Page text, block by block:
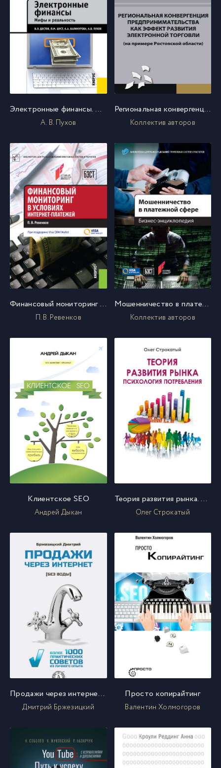
Электронные финансы. Мифы и реальность
А. В. Пухов
Региональная конвергенция предпринимательства как эффект развития электронной торговли (на примере Ростовской области)
Коллектив авторов
Финансовый мониторинг в условиях интернет-платежей
П. В. Ревенков
Мошенничество в платежной сфере. Бизнес-энциклопедия
Коллектив авторов
Клиентское SEO
Андрей Дыкан
Теория развития рынка. Психология потребления
Олег Строкатый
Продажи через интернет без воды
Дмитрий Бржезицкий
Просто копирайтинг
Валентин Холмогоров